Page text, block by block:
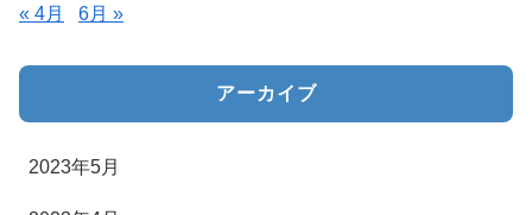
« 4月 6月 »
アーカイブ
2023年5月